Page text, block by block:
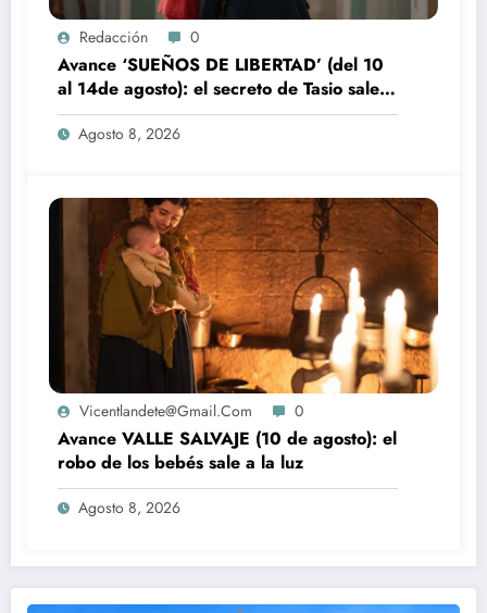
Redacción 0
Avance ‘SUEÑOS DE LIBERTAD’ (del 10
al 14de agosto): el secreto de Tasio sale a
la luz
Agosto 8, 2026
Vicentlandete@gmail.com 0
Avance VALLE SALVAJE (10 de agosto): el
robo de los bebés sale a la luz
Agosto 8, 2026